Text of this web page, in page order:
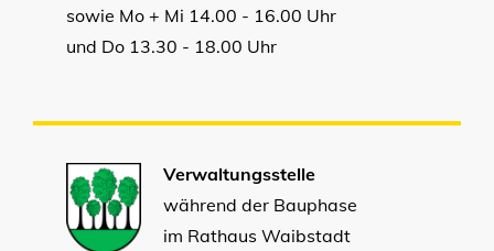
sowie Mo + Mi 14.00 - 16.00 Uhr
und Do 13.30 - 18.00 Uhr
Verwaltungsstelle
während der Bauphase
im Rathaus Waibstadt